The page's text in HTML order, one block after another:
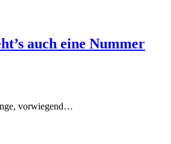
auch eine Nummer
vorwiegend…